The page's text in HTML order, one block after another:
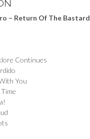
– Return Of The Bastard
Continues
You